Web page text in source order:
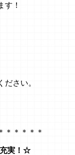
す！
さい。
＊＊＊＊＊
実！☆